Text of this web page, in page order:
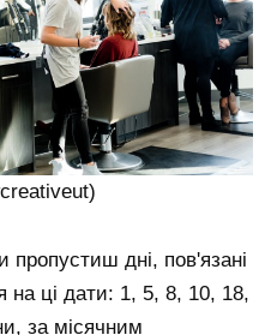
пропустиш дні, пов'язані
на ці дати: 1, 5, 8, 10, 18,
за місячним